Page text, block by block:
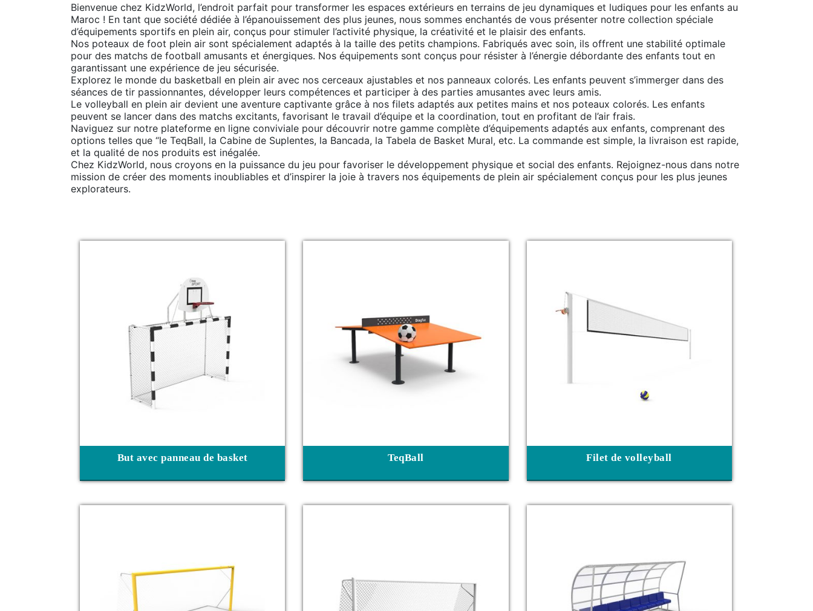
Bienvenue chez KidzWorld, l’endroit parfait pour transformer les espaces extérieurs en terrains de jeu dynamiques et ludiques pour les enfants au
Maroc ! En tant que société dédiée à l’épanouissement des plus jeunes, nous sommes enchantés de vous présenter notre collection spéciale
d’équipements sportifs en plein air, conçus pour stimuler l’activité physique, la créativité et le plaisir des enfants.
Nos poteaux de foot plein air sont spécialement adaptés à la taille des petits champions. Fabriqués avec soin, ils offrent une stabilité optimale
pour des matchs de football amusants et énergiques. Nos équipements sont conçus pour résister à l’énergie débordante des enfants tout en
garantissant une expérience de jeu sécurisée.
Explorez le monde du basketball en plein air avec nos cerceaux ajustables et nos panneaux colorés. Les enfants peuvent s’immerger dans des
séances de tir passionnantes, développer leurs compétences et participer à des parties amusantes avec leurs amis.
Le volleyball en plein air devient une aventure captivante grâce à nos filets adaptés aux petites mains et nos poteaux colorés. Les enfants
peuvent se lancer dans des matchs excitants, favorisant le travail d’équipe et la coordination, tout en profitant de l’air frais.
Naviguez sur notre plateforme en ligne conviviale pour découvrir notre gamme complète d’équipements adaptés aux enfants, comprenant des
options telles que “le TeqBall, la Cabine de Suplentes, la Bancada, la Tabela de Basket Mural, etc. La commande est simple, la livraison est rapide,
et la qualité de nos produits est inégalée.
Chez KidzWorld, nous croyons en la puissance du jeu pour favoriser le développement physique et social des enfants. Rejoignez-nous dans notre
mission de créer des moments inoubliables et d’inspirer la joie à travers nos équipements de plein air spécialement conçus pour les plus jeunes
explorateurs.
But avec panneau de basket TeqBall Filet de volleyball